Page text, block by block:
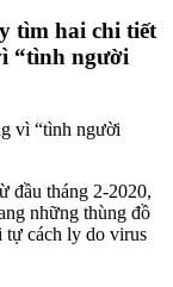
tìm hai chi tiết
“tình người
vì “tình người
đầu tháng 2-2020,
những thùng đồ
tự cách ly do virus